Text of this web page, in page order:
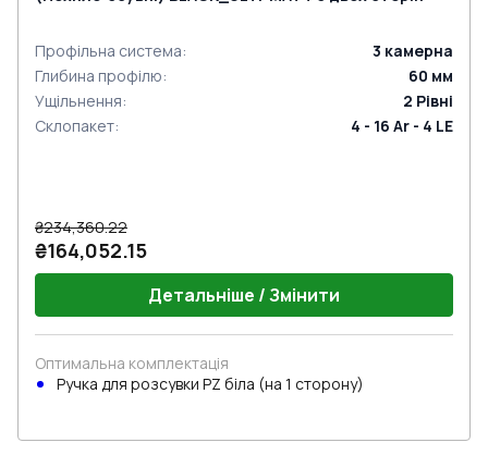
Профільна система: 3 камерна
Глибина профілю: 60 мм
Ущільнення: 2 Рівні
Склопакет: 4 - 16 Ar - 4 LE
₴234,360.22
₴164,052.15
Детальніше / Змінити
Оптимальна комплектація
Ручкa для розсувки PZ біла (на 1 сторону)